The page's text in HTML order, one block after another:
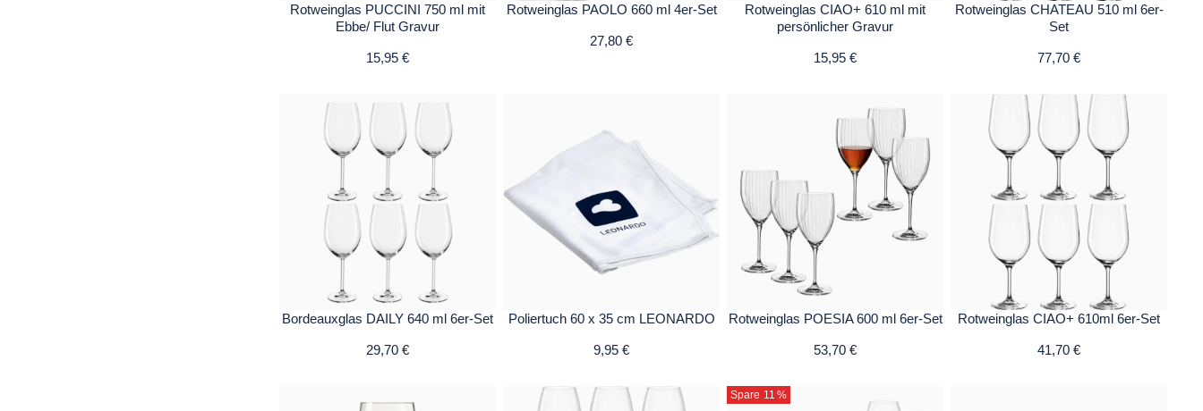
Rotweinglas PUCCINI 750 ml mit
Ebbe/ Flut Gravur
15,95 €
Rotweinglas PAOLO 660 ml 4er-Set
27,80 €
Rotweinglas CIAO+ 610 ml mit
persönlicher Gravur
15,95 €
Rotweinglas CHATEAU 510 ml 6er-
Set
77,70 €
Bordeauxglas DAILY 640 ml 6er-Set
29,70 €
Poliertuch 60 x 35 cm LEONARDO
9,95 €
Rotweinglas POESIA 600 ml 6er-Set
53,70 €
Rotweinglas CIAO+ 610ml 6er-Set
41,70 €
Spare 11 %